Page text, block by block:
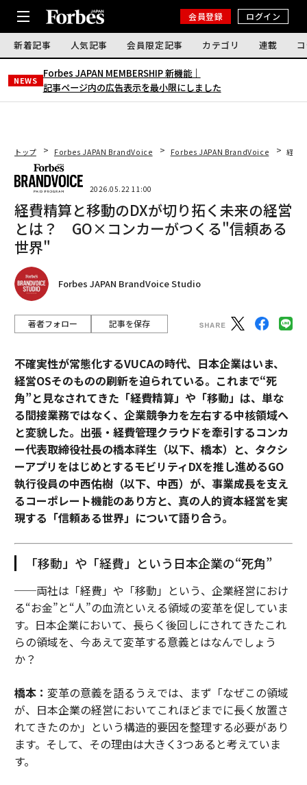
会員登録 ログイン
新着記事 人気記事 会員限定記事 カテゴリ 連載
NEWS
Forbes JAPAN MEMBERSHIP 新機能｜
記事ページ内の広告表示を最小限にしました
トップ Forbes JAPAN BrandVoice Forbes JAPAN BrandVoice 経費
2026.05.22 11:00
経費精算と移動のDXが切り拓く未来の経営
とは？ GO×コンカーがつくる"信頼ある
世界"
Forbes JAPAN BrandVoice Studio
著者フォロー 記事を保存
不確実性が常態化するVUCAの時代、日本企業はいま、
経営OSそのものの刷新を迫られている。これまで“死
角”と見なされてきた「経費精算」や「移動」は、単な
る間接業務ではなく、企業競争力を左右する中核領域へ
と変貌した。出張・経費管理クラウドを牽引するコンカ
ー代表取締役社長の橋本祥生（以下、橋本）と、タクシ
ーアプリをはじめとするモビリティDXを推し進めるGO
執行役員の中西佑樹（以下、中西）が、事業成長を支え
るコーポレート機能のあり方と、真の人的資本経営を実
現する「信頼ある世界」について語り合う。
「移動」や「経費」という日本企業の“死角”
──両社は「経費」や「移動」という、企業経営におけ
る“お金”と“人”の血流といえる領域の変革を促していま
す。日本企業において、長らく後回しにされてきたこれ
らの領域を、今あえて変革する意義とはなんでしょう
か？
橋本： 変革の意義を語るうえでは、まず「なぜこの領域
が、日本企業の経営においてこれほどまでに長く放置さ
れてきたのか」という構造的要因を整理する必要があり
ます。そして、その理由は大きく3つあると考えていま
す。